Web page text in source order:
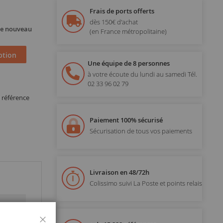
nouveau
référence
Frais de ports offerts
dès 150€ d'achat
(en France métropolitaine)
Une équipe de 8 personnes
à votre écoute du lundi au samedi Tél.
02 33 96 02 79
Paiement 100% sécurisé
Sécurisation de tous vos paiements
Livraison en 48/72h
Colissimo suivi La Poste et points relais